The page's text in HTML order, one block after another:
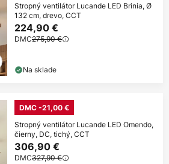
Stropný ventilátor Lucande LED Brinia, Ø
132 cm, drevo, CCT
224,90 €
DMC275,90 €
Na sklade
DMC -21,00 €
Stropný ventilátor Lucande LED Omendo,
čierny, DC, tichý, CCT
306,90 €
DMC327,90 €